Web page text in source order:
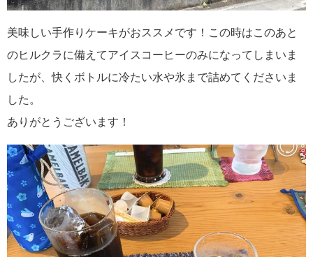
美味しい手作りケーキがおススメです！この時はこのあと
のヒルクラに備えてアイスコーヒーのみになってしまいま
したが、快くボトルに冷たい水や氷まで詰めてくださいま
した。
ありがとうございます！